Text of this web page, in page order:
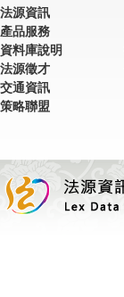
法源資訊
產品服務
資料庫說明
法源徵才
交通資訊
策略聯盟